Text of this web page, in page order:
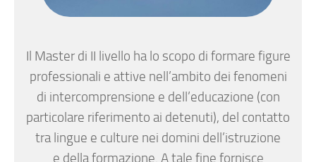
Il Master di II livello ha lo scopo di formare figure
professionali e attive nell’ambito dei fenomeni
di intercomprensione e dell’educazione (con
particolare riferimento ai detenuti), del contatto
tra lingue e culture nei domini dell’istruzione
e della formazione. A tale fine fornisce